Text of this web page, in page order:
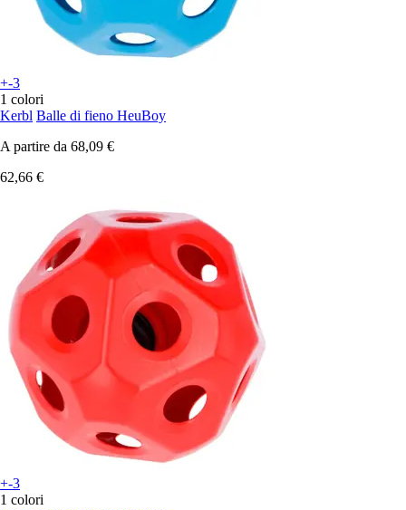
+-3
1 colori
Kerbl Balle di fieno HeuBoy
A partire da 68,09 €
62,66 €
+-3
1 colori